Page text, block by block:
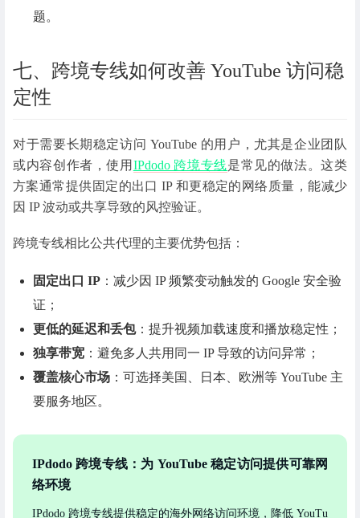
题。
七、跨境专线如何改善 YouTube 访问稳
定性
对于需要长期稳定访问 YouTube 的用户，尤其是企业团队
或内容创作者，使用 IPdodo 跨境专线是常见的做法。这类
方案通常提供固定的出口 IP 和更稳定的网络质量，能减少
因 IP 波动或共享导致的风控验证。
跨境专线相比公共代理的主要优势包括：
固定出口 IP ：减少因 IP 频繁变动触发的 Google 安全验
证；
更低的延迟和丢包：提升视频加载速度和播放稳定性；
独享带宽 ：避免多人共用同一 IP 导致的访问异常；
覆盖核心市场 ：可选择美国、日本、欧洲等 YouTube 主
要服务地区。
IPdodo 跨境专线：为 YouTube 稳定访问提供可靠网
络环境
IPdodo 跨境专线提供稳定的海外网络访问环境，降低 YouTu